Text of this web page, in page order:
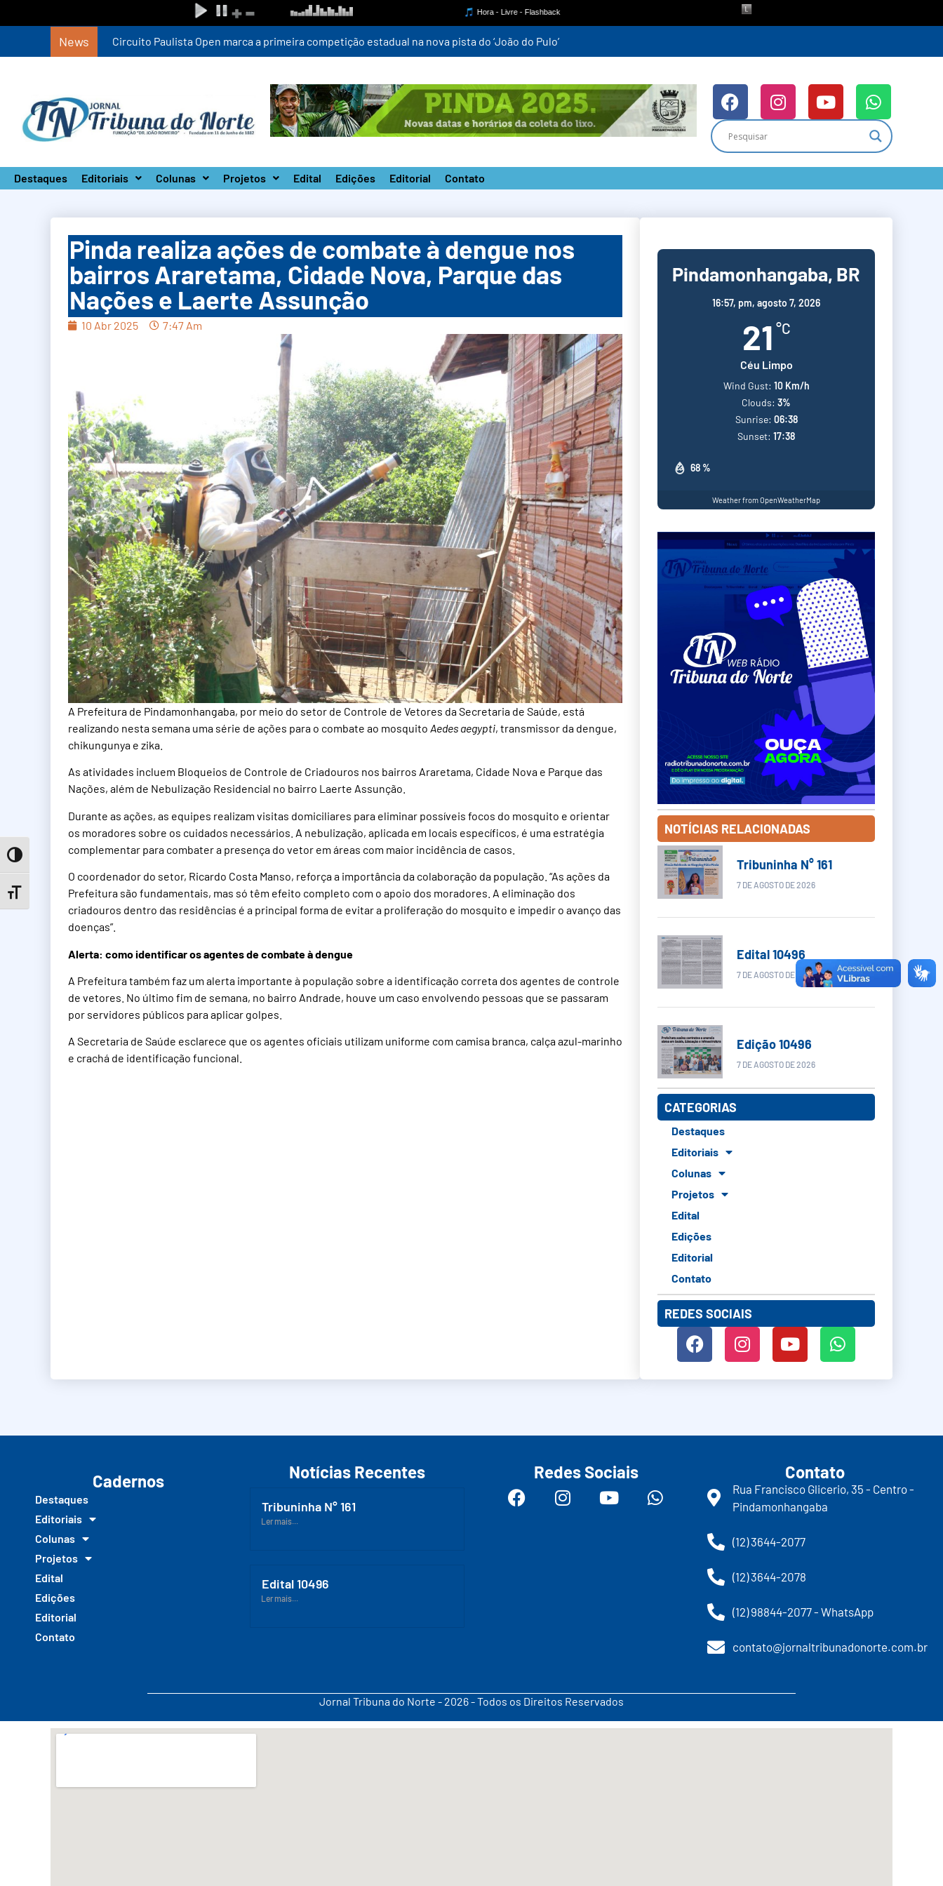
Toggle High Contrast
Toggle Font size
News Circuito Paulista Open marca a primeira competição estadual na nova pista do ‘João do Pulo’
Destaques Editoriais Colunas Projetos Edital Edições Editorial Contato
Pinda realiza ações de combate à dengue nos
bairros Araretama, Cidade Nova, Parque das
Nações e Laerte Assunção
10 Abr 2025 7:47 Am
A Prefeitura de Pindamonhangaba, por meio do setor de Controle de Vetores da Secretaria de Saúde, está
realizando nesta semana uma série de ações para o combate ao mosquito Aedes aegypti, transmissor da dengue,
chikungunya e zika.
As atividades incluem Bloqueios de Controle de Criadouros nos bairros Araretama, Cidade Nova e Parque das
Nações, além de Nebulização Residencial no bairro Laerte Assunção.
Durante as ações, as equipes realizam visitas domiciliares para eliminar possíveis focos do mosquito e orientar
os moradores sobre os cuidados necessários. A nebulização, aplicada em locais específicos, é uma estratégia
complementar para combater a presença do vetor em áreas com maior incidência de casos.
O coordenador do setor, Ricardo Costa Manso, reforça a importância da colaboração da população. “As ações da
Prefeitura são fundamentais, mas só têm efeito completo com o apoio dos moradores. A eliminação dos
criadouros dentro das residências é a principal forma de evitar a proliferação do mosquito e impedir o avanço das
doenças”.
Alerta: como identificar os agentes de combate à dengue
A Prefeitura também faz um alerta importante à população sobre a identificação correta dos agentes de controle
de vetores. No último fim de semana, no bairro Andrade, houve um caso envolvendo pessoas que se passaram
por servidores públicos para aplicar golpes.
A Secretaria de Saúde esclarece que os agentes oficiais utilizam uniforme com camisa branca, calça azul-marinho
e crachá de identificação funcional.
Pindamonhangaba, BR
16:57, pm, agosto 7, 2026
21 °C
Céu Limpo
68 %
Wind Gust: 10 Km/h
Clouds: 3%
Sunrise: 06:38
Sunset: 17:38
Weather from OpenWeatherMap
NOTÍCIAS RELACIONADAS
Tribuninha N° 161
7 DE AGOSTO DE 2026
Edital 10496
7 DE AGOSTO DE 2026
Edição 10496
7 DE AGOSTO DE 2026
CATEGORIAS
Destaques
Editoriais
Colunas
Projetos
Edital
Edições
Editorial
Contato
REDES SOCIAIS
Cadernos
Destaques
Editoriais
Colunas
Projetos
Edital
Edições
Editorial
Contato
Notícias Recentes
Tribuninha N° 161
Ler mais...
Edital 10496
Ler mais...
Redes Sociais Contato
Rua Francisco Glicerio, 35 - Centro -
Pindamonhangaba
(12) 3644-2077
(12) 3644-2078
(12) 98844-2077 - WhatsApp
contato@jornaltribunadonorte.com.br
Jornal Tribuna do Norte - 2026 - Todos os Direitos Reservados